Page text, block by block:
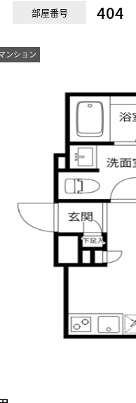
部屋番号 404
ンション